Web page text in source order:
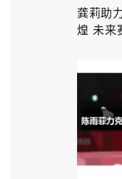
龚莉助
煌 未来